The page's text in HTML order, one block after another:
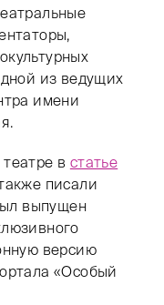
из ведущих
имени
в статье
писали
выпущен
версию
«Особый